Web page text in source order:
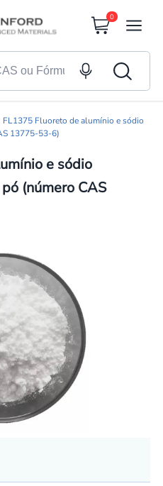
0
FL1375 Fluoreto de alumínio e sódio
13775-53-6)
e sódio
(número CAS